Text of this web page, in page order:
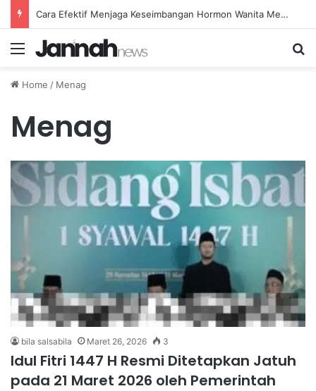
Cara Efektif Menjaga Keseimbangan Hormon Wanita Menjelang Menopause
Menu
Home / Menag
Menag
bila salsabila Maret 26, 2026 3
Idul Fitri 1447 H Resmi Ditetapkan Jatuh
pada 21 Maret 2026 oleh Pemerintah